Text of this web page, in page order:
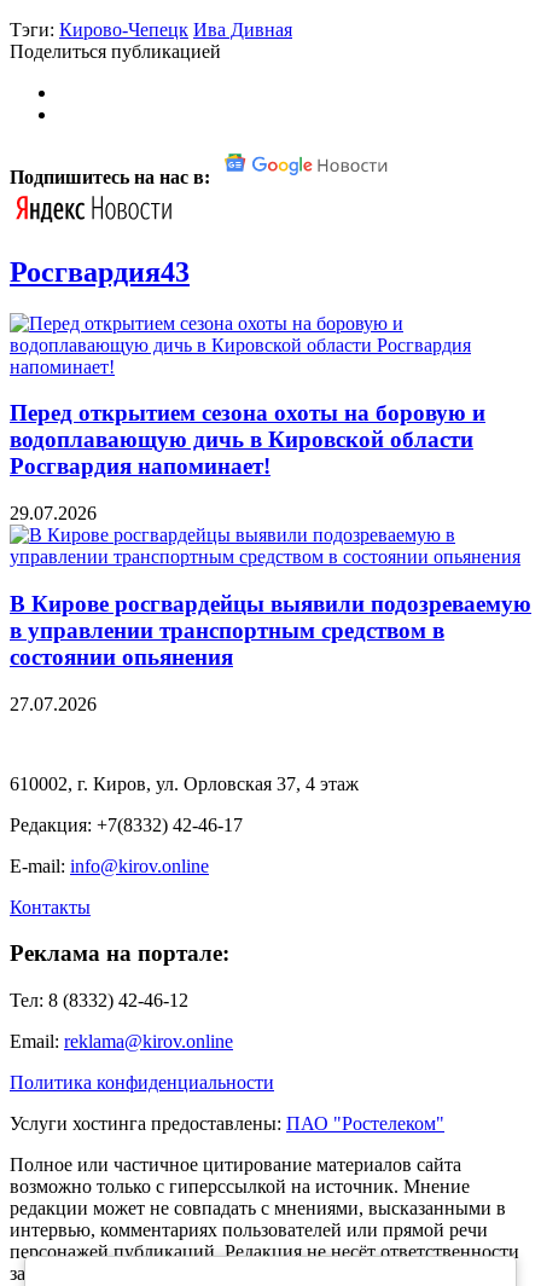
Тэги: Кирово-Чепецк Ива Дивная
Поделиться публикацией
Подпишитесь на нас в:
Росгвардия43
Перед открытием сезона охоты на боровую и
водоплавающую дичь в Кировской области
Росгвардия напоминает!
29.07.2026
В Кирове росгвардейцы выявили подозреваемую
в управлении транспортным средством в
состоянии опьянения
27.07.2026
610002, г. Киров, ул. Орловская 37, 4 этаж
Редакция: +7(8332) 42-46-17
E-mail: info@kirov.online
Контакты
Реклама на портале:
Тел: 8 (8332) 42-46-12
Email: reklama@kirov.online
Политика конфиденциальности
Услуги хостинга предоставлены: ПАО "Ростелеком"
Полное или частичное цитирование материалов сайта
возможно только с гиперссылкой на источник. Мнение
редакции может не совпадать с мнениями, высказанными в
интервью, комментариях пользователей или прямой речи
персонажей публикаций. Редакция не несёт ответственности
за текст комментариев читателей.